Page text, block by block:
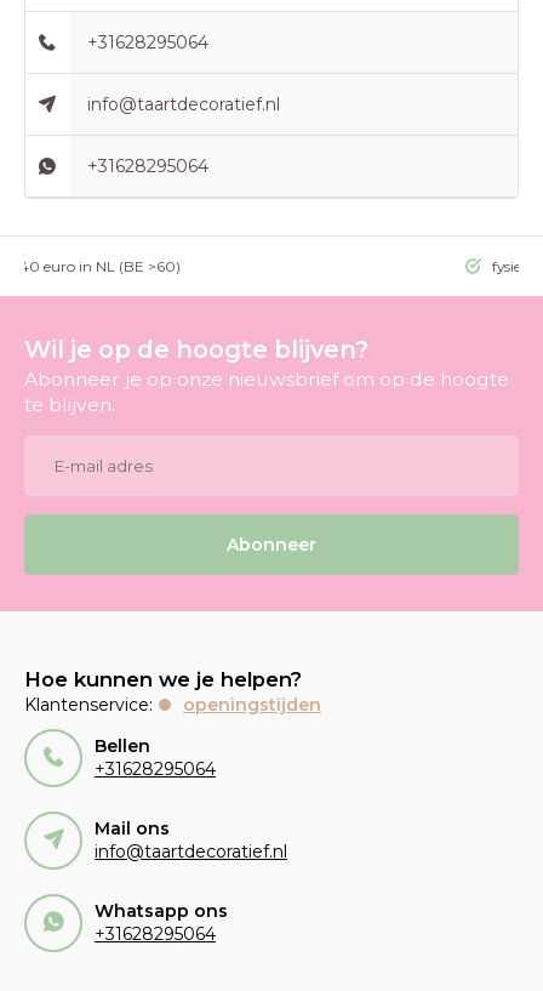
+31628295064
info@taartdecoratief.nl
+31628295064
>40 euro in NL (BE >60) fysieke
Wil je op de hoogte blijven?
Abonneer je op onze nieuwsbrief om op de hoogte
te blijven.
Abonneer
Hoe kunnen we je helpen?
Klantenservice:
openingstijden
Bellen
+31628295064
Mail ons
info@taartdecoratief.nl
Whatsapp ons
+31628295064